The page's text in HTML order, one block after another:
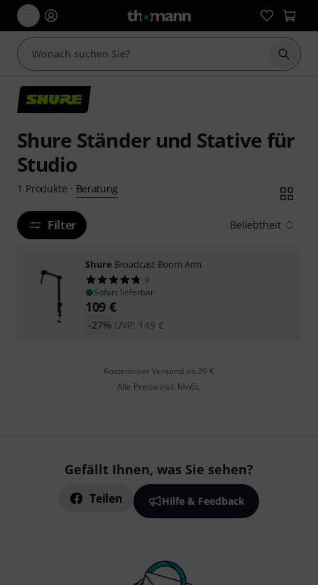
Suche
Shure Ständer und Stative für
Studio
1 Produkte · Beratung
Filter Beliebtheit
Shure Broadcast Boom Arm
4
Sofort lieferbar
109 €
UVP: 149 €
-27%
Kostenloser Versand ab 29 €
Alle Preise inkl. MwSt.
Gefällt Ihnen, was Sie sehen?
Teilen Hilfe & Feedback